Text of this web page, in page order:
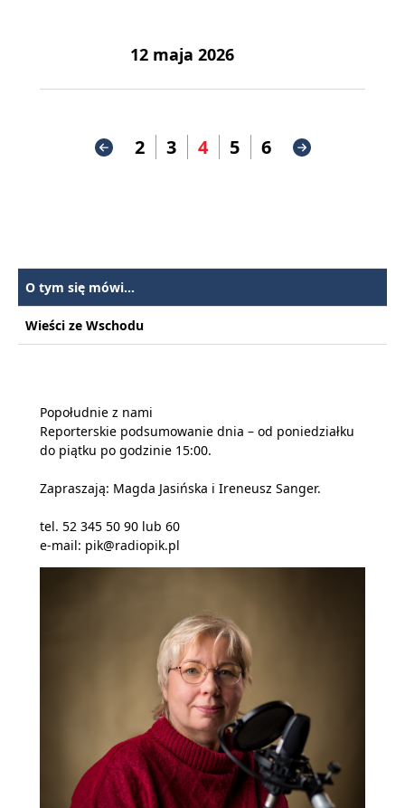
12 maja 2026
2 3 4 5 6
O tym się mówi...
Wieści ze Wschodu
Popołudnie z nami
Reporterskie podsumowanie dnia – od poniedziałku
do piątku po godzinie 15:00.
Zapraszają: Magda Jasińska i Ireneusz Sanger.
tel. 52 345 50 90 lub 60
e-mail: pik@radiopik.pl